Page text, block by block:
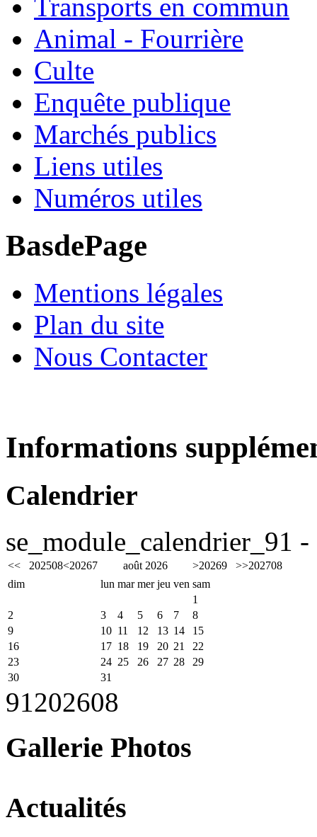
Transports en commun
Animal - Fourrière
Culte
Enquête publique
Marchés publics
Liens utiles
Numéros utiles
BasdePage
Mentions légales
Plan du site
Nous Contacter
Informations
Calendrier
se_module_calendrier_91
<< 202508<20267 août 2026 >20269 >>202708
dim
lun mar mer jeu ven sam
1
2
3 4 5 6 7
8
9
10 11 12 13 14
15
16
17 18 19 20 21
22
23
24 25 26 27 28
29
30
31
91 202608
Gallerie Photos
Actualités